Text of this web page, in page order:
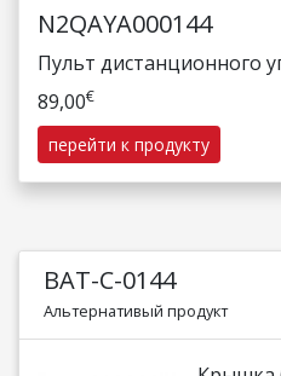
N2QAYA000144
Пульт дистанционного
89,00€
перейти к продукту
BAT-C-0144
Альтернативый продукт